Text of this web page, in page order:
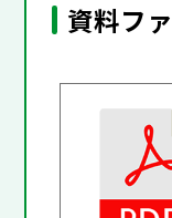
資料フ